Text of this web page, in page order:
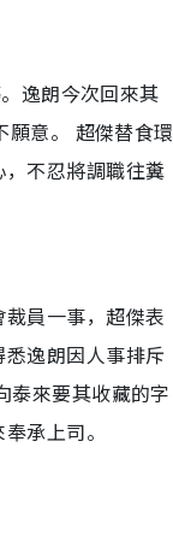
逸朗今次回來其
意。 超傑替食環
不忍將調職往糞
員一事，超傑表
逸朗因人事排斥
泰來要其收藏的字
承上司。